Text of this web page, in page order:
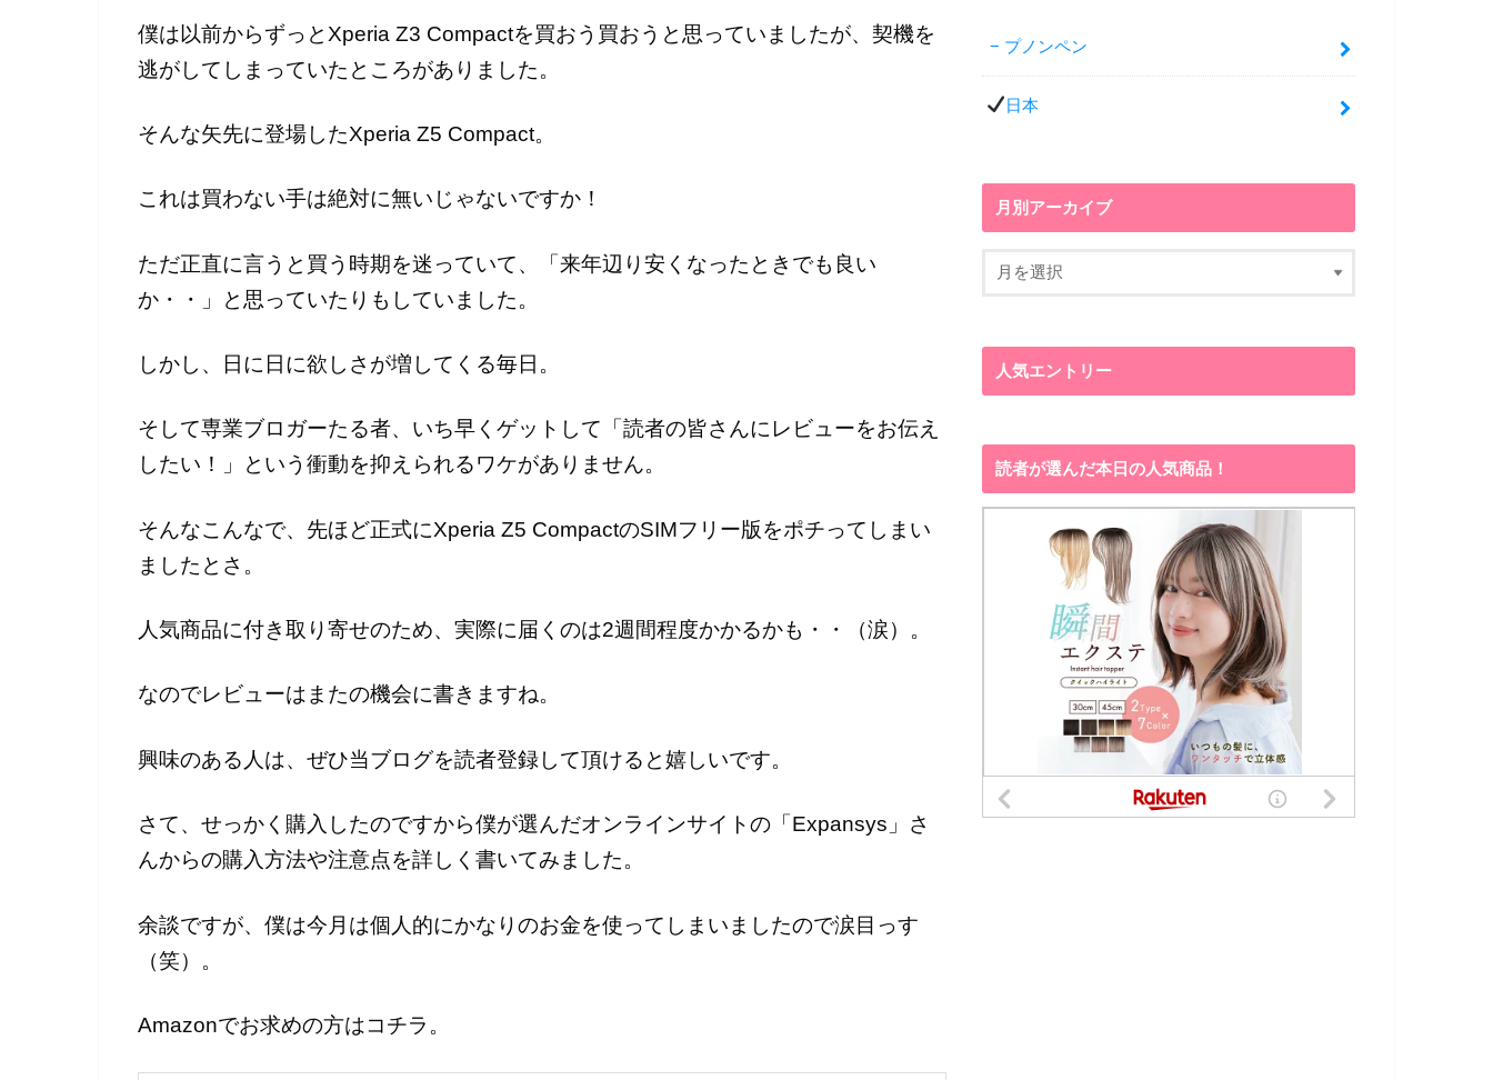
僕は以前からずっとXperia Z3 Compactを買おう買おうと思っていましたが、契機を
逃がしてしまっていたところがありました。
そんな矢先に登場したXperia Z5 Compact。
これは買わない手は絶対に無いじゃないですか！
ただ正直に言うと買う時期を迷っていて、「来年辺り安くなったときでも良い
か・・」と思っていたりもしていました。
しかし、日に日に欲しさが増してくる毎日。
そして専業ブロガーたる者、いち早くゲットして「読者の皆さんにレビューをお伝え
したい！」という衝動を抑えられるワケがありません。
そんなこんなで、先ほど正式にXperia Z5 CompactのSIMフリー版をポチってしまい
ましたとさ。
人気商品に付き取り寄せのため、実際に届くのは2週間程度かかるかも・・（涙）。
なのでレビューはまたの機会に書きますね。
興味のある人は、ぜひ当ブログを読者登録して頂けると嬉しいです。
さて、せっかく購入したのですから僕が選んだオンラインサイトの「Expansys」さ
んからの購入方法や注意点を詳しく書いてみました。
余談ですが、僕は今月は個人的にかなりのお金を使ってしまいましたので涙目っす
（笑）。
Amazonでお求めの方はコチラ。
プノンペン
日本
月別アーカイブ
人気エントリー
読者が選んだ本日の人気商品！